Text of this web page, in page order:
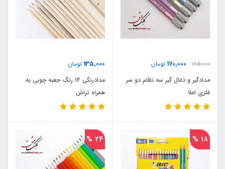
185,000
170,000 تومان
مدادگیر و ذغال گیر سه نظام دو سر
فلزی اعلا
135,000 تومان
مدادرنگی 12 رنگ جعبه چوبی به
همراه تراش
18 %
24 %